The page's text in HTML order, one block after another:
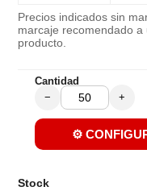
Precios indicados sin
marcaje recomendado
producto.
Cantidad
− +
⚙️
Stock